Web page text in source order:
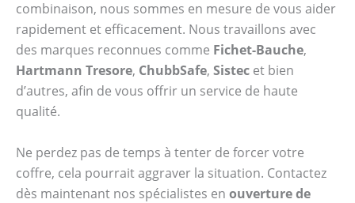
combinaison, nous sommes en mesure de vous aider
rapidement et efficacement. Nous travaillons avec
des marques reconnues comme Fichet-Bauche,
Hartmann Tresore, ChubbSafe, Sistec et bien
d’autres, afin de vous offrir un service de haute
qualité.
Ne perdez pas de temps à tenter de forcer votre
coffre, cela pourrait aggraver la situation. Contactez
dès maintenant nos spécialistes en ouverture de